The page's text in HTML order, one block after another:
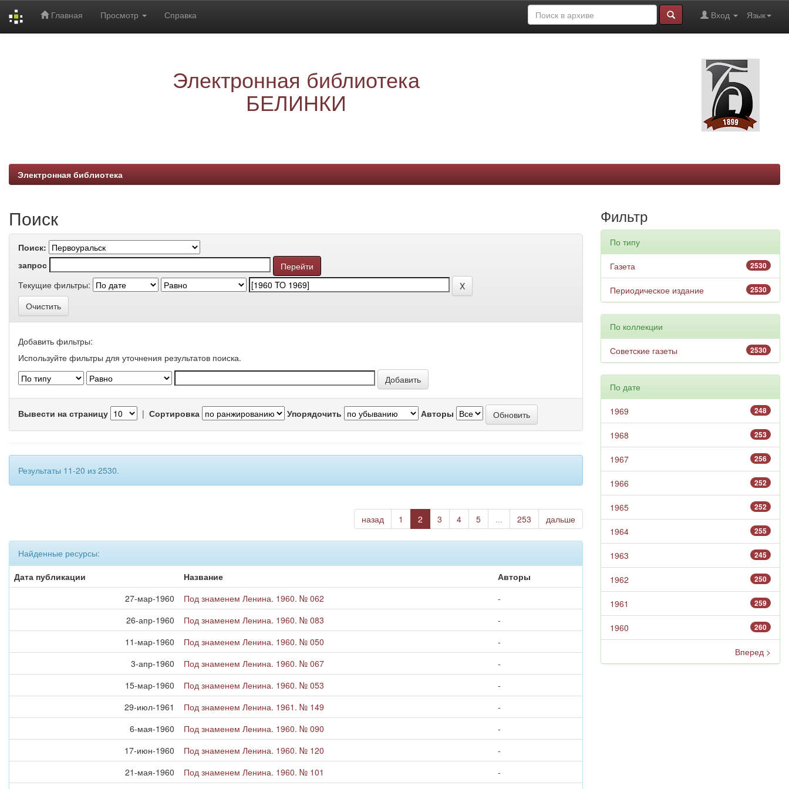
Главная Просмотр Справка Язык
Вход
Электронная библиотека
БЕЛИНКИ
Электронная библиотека
Поиск
Поиск:
запрос
Текущие фильтры:
Очистить
Добавить фильтры:
Используйте фильтры для уточнения результатов поиска.
Вывести на страницу | Сортировка Упорядочить Авторы
Результаты 11-20 из 2530.
назад 1 2 3 4 5 ... 253 дальше
Найденные ресурсы:
Дата публикации
Название
Авторы
27-мар-1960
Под знаменем Ленина. 1960. № 062
-
26-апр-1960
Под знаменем Ленина. 1960. № 083
-
11-мар-1960
Под знаменем Ленина. 1960. № 050
-
3-апр-1960
Под знаменем Ленина. 1960. № 067
-
15-мар-1960
Под знаменем Ленина. 1960. № 053
-
29-июл-1961
Под знаменем Ленина. 1961. № 149
-
6-мая-1960
Под знаменем Ленина. 1960. № 090
-
17-июн-1960
Под знаменем Ленина. 1960. № 120
-
21-мая-1960
Под знаменем Ленина. 1960. № 101
-
Фильтр
По типу
2530
Газета
2530
Периодическое издание
По коллекции
2530
Советские газеты
По дате
248
1969
253
1968
256
1967
252
1966
252
1965
255
1964
245
1963
250
1962
259
1961
260
1960
Вперед >